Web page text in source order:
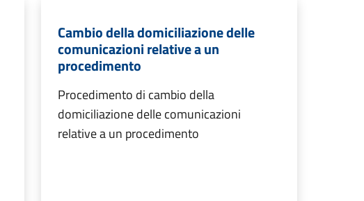
Cambio della domiciliazione delle
comunicazioni relative a un
procedimento
Procedimento di cambio della
domiciliazione delle comunicazioni
relative a un procedimento